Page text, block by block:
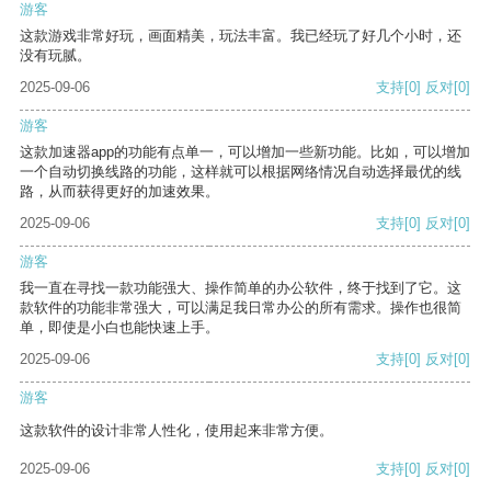
游客
这款游戏非常好玩，画面精美，玩法丰富。我已经玩了好几个小时，还
没有玩腻。
2025-09-06
支持[0] 反对[0]
游客
这款加速器app的功能有点单一，可以增加一些新功能。比如，可以增加
一个自动切换线路的功能，这样就可以根据网络情况自动选择最优的线
路，从而获得更好的加速效果。
2025-09-06
支持[0] 反对[0]
游客
我一直在寻找一款功能强大、操作简单的办公软件，终于找到了它。这
款软件的功能非常强大，可以满足我日常办公的所有需求。操作也很简
单，即使是小白也能快速上手。
2025-09-06
支持[0] 反对[0]
游客
这款软件的设计非常人性化，使用起来非常方便。
2025-09-06 支持[0] 反对[0]